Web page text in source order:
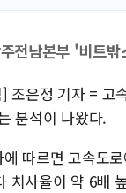
전남본부 '비트
조은정 기자 = 고
분석이 나왔다.
따르면 고속도
치사율이 약 6배